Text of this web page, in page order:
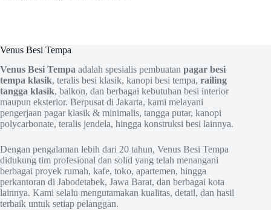
Venus Besi Tempa
Venus Besi Tempa adalah spesialis pembuatan pagar besi
tempa klasik, teralis besi klasik, kanopi besi tempa, railing
tangga klasik, balkon, dan berbagai kebutuhan besi interior
maupun eksterior. Berpusat di Jakarta, kami melayani
pengerjaan pagar klasik & minimalis, tangga putar, kanopi
polycarbonate, teralis jendela, hingga konstruksi besi lainnya.
Dengan pengalaman lebih dari 20 tahun, Venus Besi Tempa
didukung tim profesional dan solid yang telah menangani
berbagai proyek rumah, kafe, toko, apartemen, hingga
perkantoran di Jabodetabek, Jawa Barat, dan berbagai kota
lainnya. Kami selalu mengutamakan kualitas, detail, dan hasil
terbaik untuk setiap pelanggan.